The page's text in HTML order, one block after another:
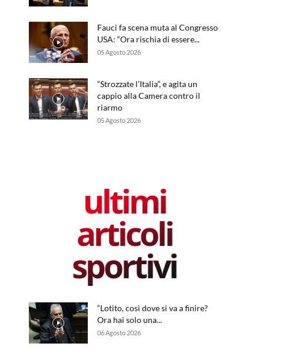
Fauci fa scena muta al Congresso
USA: “Ora rischia di essere...
05 Agosto 2026
“Strozzate l’Italia”, e agita un
cappio alla Camera contro il
riarmo
05 Agosto 2026
ultimi
articoli
sportivi
“Lotito, così dove si va a finire?
Ora hai solo una...
06 Agosto 2026